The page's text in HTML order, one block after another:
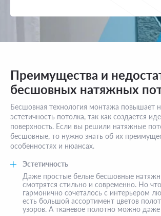
Преимущества и
бесшовных натяжных
Бесшовная технология монтажа повышает
эстетичность потолка, так как создается
поверхность. Если вы решили натяжные
бесшовные, то нужно знать об их
особенностях и нюансах.
Эстетичность
Даже простые белые бесшовные
смотрятся стильно и современно. Но
гармонично сочеталось с интерьером
есть большой ассортимент цветов
узоров. А тканевое полотно можно